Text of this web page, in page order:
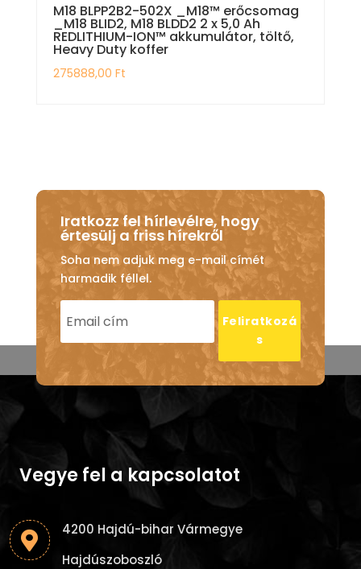
M18 BLPP2B2-502X _M18™ erőcsomag
_M18 BLID2, M18 BLDD2 2 x 5,0 Ah
REDLITHIUM-ION™ akkumulátor, töltő,
Heavy Duty koffer
275888,00 Ft
Iratkozz fel hírlevélre, hogy
értesülj a friss hírekről
Soha nem adjuk meg e-mail címét
harmadik féllel.
Feliratkozá
s
Vegye fel a kapcsolatot

4200 Hajdú-bihar Vármegye
Hajdúszoboszló